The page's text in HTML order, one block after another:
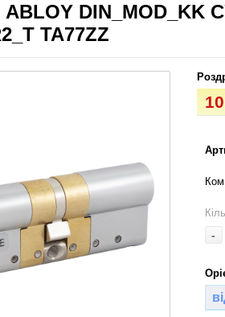
DIN_MOD_KK
TA77ZZ
-